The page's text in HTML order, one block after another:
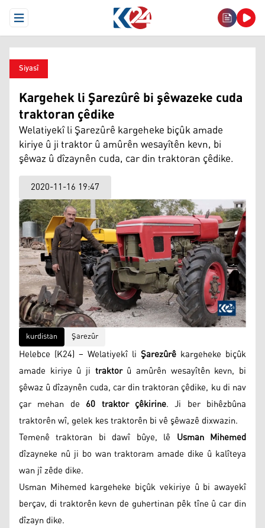
Open Menu
Siyasî
Kargehek li Şarezûrê bi şêwazeke cuda
traktoran çêdike
Welatiyekî li Şarezûrê kargeheke biçûk amade
kiriye û ji traktor û amûrên wesayîtên kevn, bi
şêwaz û dîzaynên cuda, car din traktoran çêdike.
2020-11-16 19:47
kurdistan Şarezûr
Helebce (K24) – Welatiyekî li Şarezûrê kargeheke biçûk
amade kiriye û ji traktorû amûrên wesayîtên kevn, bi
şêwaz û dîzaynên cuda, car din traktoran çêdike, ku di nav
çar mehan de 60 traktor çêkirine. Ji ber bihêzbûna
traktorên wî, gelek kes traktorên bi vê şêwazê dixwazin.
Temenê traktoran bi dawî bûye, lê Usman Mihemed
dîzayneke nû ji bo wan traktoram amade dike û kalîteya
wan jî zêde dike.
Usman Mihemed kargeheke biçûk vekiriye û bi awayekî
berçav, di traktorên kevn de guhertinan pêk tîne û car din
dîzayn dike.